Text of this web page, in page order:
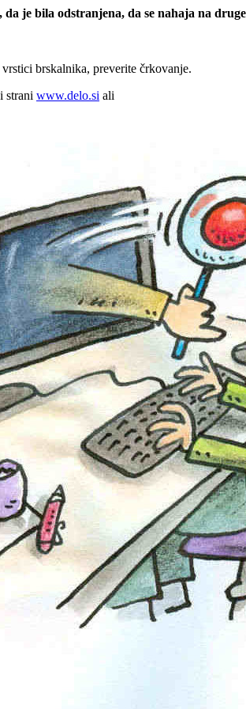
je bila odstranjena, da se nahaja na
brskalnika, preverite črkovanje.
strani www.delo.si ali